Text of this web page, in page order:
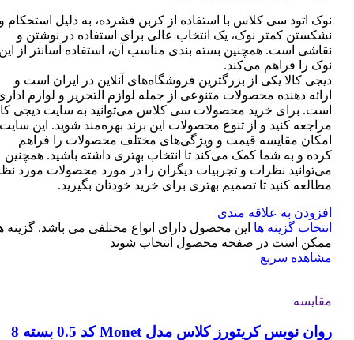
نوک اتود سی کلاس با استفاده از کربن فشرده، به دلیل استحکام
نشکستن کمتر نوک، یک انتخاب عالی برای استفاده در نوشتن و
نقاشی است. همچنین بسته بندی مناسب آن، استفاده آسانتر از
نوک را فراهم می‌کند.
دیجی کالا یکی از بزرگترین فروشگاه‌های آنلاین در ایران است و
ارائه دهنده محصولات متنوعی از جمله لوازم التحریر و لوازم
است. برای خرید محصولات سی کلاس می‌توانید به سایت دیجی
مراجعه کنید و از تنوع محصولات این برند بهره‌مند شوید. این سایت
امکان مقایسه قیمت و ویژگی‌های مختلف محصولات را فراهم
کرده و به شما کمک می‌کند تا انتخاب بهتری داشته باشید. همچنین
می‌توانید نظرات و تجربیات دیگران را در مورد محصولات مورد
مطالعه کنید تا تصمیم بهتری برای خرید خودتان بگیرید.
افزودن به علاقه مندی
انتخاب گزینه ها این محصول دارای انواع مختلفی می باشد. گزینه
ممکن است در صفحه محصول انتخاب شوند
مشاهده سریع
مقایسه
روان نویس کریتورز کلاس مدل Monet کد 0.5 بسته 8